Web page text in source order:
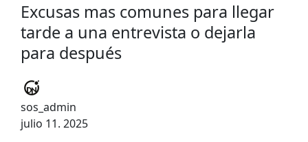
Excusas mas comunes para llegar
tarde a una entrevista o dejarla
para después
sos_admin
julio 11. 2025